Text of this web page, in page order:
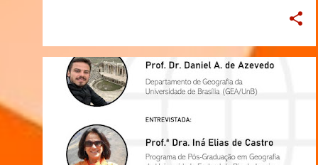
2020 BRASIL BRASÍLIA DEBATE